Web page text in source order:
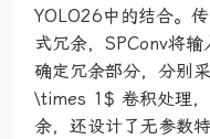
YOLO26中的结合。
式冗余，SPConv将
确定冗余部分，分别
\times 1$ 卷积处理
余，还设计了无参数